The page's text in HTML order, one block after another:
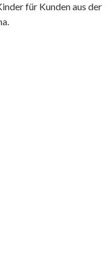
für Kunden aus der